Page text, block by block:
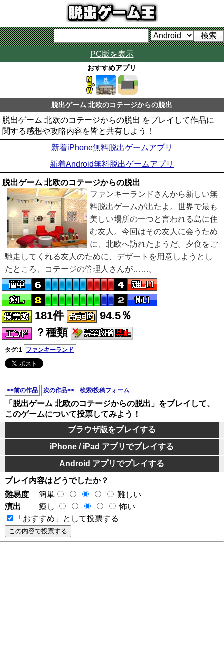
PC版を表示
おすすめアプリ
脱出ゲーム 北欧のコテージからの脱出
脱出ゲーム 北欧のコテージからの脱出 をプレイして作品に
関する感想や攻略内容を皆と共有しよう！
新着iPhone無料脱出ゲームアプリ
新着Android無料脱出ゲームアプリ
脱出ゲーム 北欧のコテージからの脱出
ファンキーランドさんから新しい無
料脱出ゲームが出たよ。世界で最も
美しい場所の一つと言われる島に住
む友人。今回はその友人に会うため
に、北欧へ訪れたようだ。夕食をご
馳走してくれる友人のために、デザートを用意しようとし
たところ、コテージの管理人さんが……。
181件
94.5％
？種類
タグ:1 ファンキーランド
<<前の作品 次の作品>> 検索/投稿フォーム
「脱出ゲーム 北欧のコテージからの脱出」をプレイして、
このゲームについて投票してみよう！
ブラウザ版をプレイする
iPhone / iPad アプリでプレイする
Android アプリでプレイする
プレイ内容はどうでしたか？
難易度
簡単
難しい
演出
癒し
怖い
「おすすめ」として投票する